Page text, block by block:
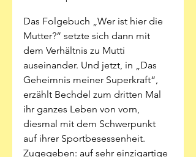
Das Folgebuch „Wer ist hier die
Mutter?“ setzte sich dann mit
dem Verhältnis zu Mutti
auseinander. Und jetzt, in „Das
Geheimnis meiner Superkraft“,
erzählt Bechdel zum dritten Mal
ihr ganzes Leben von vorn,
diesmal mit dem Schwerpunkt
auf ihrer Sportbesessenheit.
Zugegeben: auf sehr einzigartige